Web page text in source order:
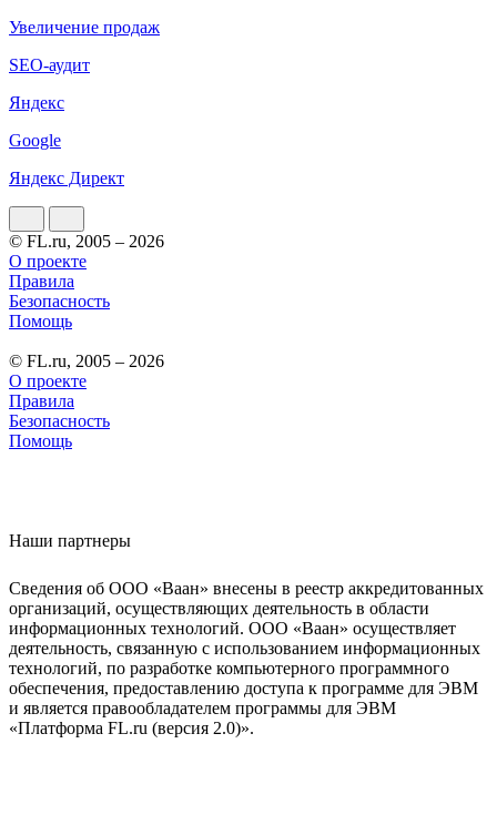
Увеличение продаж
SEO-аудит
Яндекс
Google
Яндекс Директ
© FL.ru, 2005 – 2026
О проекте
Правила
Безопасность
Помощь
© FL.ru, 2005 – 2026
О проекте
Правила
Безопасность
Помощь
Наши партнеры
Сведения об ООО «Ваан» внесены в реестр аккредитованных
организаций, осуществляющих деятельность в области
информационных технологий. ООО «Ваан» осуществляет
деятельность, связанную с использованием информационных
технологий, по разработке компьютерного программного
обеспечения, предоставлению доступа к программе для ЭВМ
и является правообладателем программы для ЭВМ
«Платформа FL.ru (версия 2.0)».